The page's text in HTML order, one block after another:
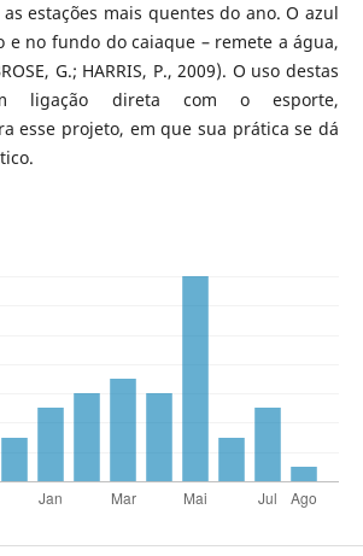
estações mais quentes do ano. O azul
e no fundo do caiaque – remete a água,
G.; HARRIS, P., 2009). O uso destas
ligação direta com o esporte,
esse projeto, em que sua prática se dá